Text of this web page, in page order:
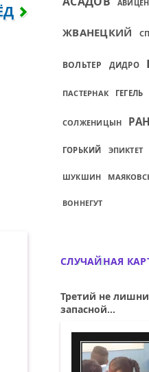
ЖВАНЕЦКИЙ
ВОЛЬТЕР ДИДРО
ПАСТЕРНАК ГЕГЕЛЬ
СОЛЖЕНИЦЫН
ГОРЬКИЙ ЭПИКТЕТ
ШУКШИН
ВОННЕГУТ
СЛУЧАЙНАЯ
Третий не
запасной...